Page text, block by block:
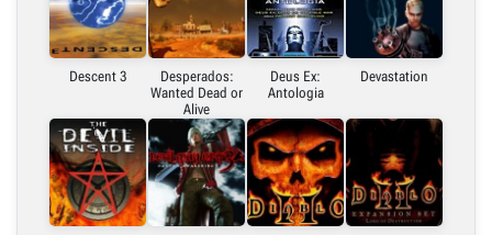
Descent 3
Desperados:
Wanted Dead or
Alive
Deus Ex:
Antologia
Devastation